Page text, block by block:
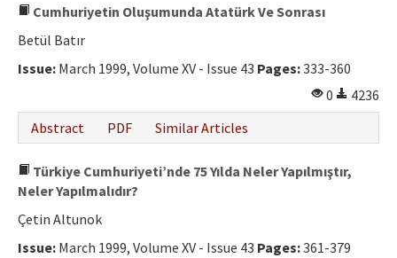
Cumhuriyetin Oluşumunda Atatürk Ve Sonrası
Betül Batır
Issue: March 1999, Volume XV - Issue 43 Pages:333-360
0
4236
Abstract
PDF Similar Articles
Türkiye Cumhuriyeti’nde 75 Yılda Neler Yapılmıştır,
Neler Yapılmalıdır?
Çetin Altunok
Issue: March 1999, Volume XV - Issue 43 Pages:361-379